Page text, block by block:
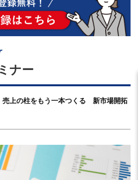
ナー
上の柱をもう一本つくる 新市場開拓